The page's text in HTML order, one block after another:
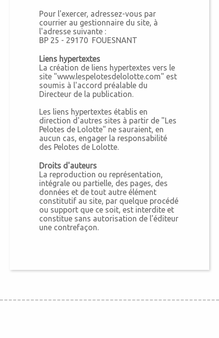
Pour l'exercer, adressez-vous par
courrier au gestionnaire du site, à
l'adresse suivante :
BP 25 - 29170 FOUESNANT
Liens hypertextes
La création de liens hypertextes vers le
site "www.lespelotesdelolotte.com" est
soumis à l'accord préalable du
Directeur de la publication.
Les liens hypertextes établis en
direction d'autres sites à partir de "Les
Pelotes de Lolotte" ne sauraient, en
aucun cas, engager la responsabilité
des Pelotes de Lolotte.
Droits d'auteurs
La reproduction ou représentation,
intégrale ou partielle, des pages, des
données et de tout autre élément
constitutif au site, par quelque procédé
ou support que ce soit, est interdite et
constitue sans autorisation de l'éditeur
une contrefaçon.